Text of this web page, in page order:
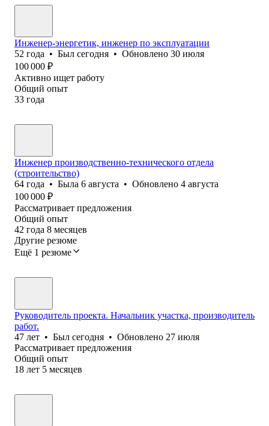
Инженер-энергетик, инженер по эксплуатации
52 года • Был сегодня • Обновлено 30 июля
100 000 ₽
Активно ищет работу
Общий опыт
33 года
Инженер производственно-технического отдела
(строительство)
64 года • Была 6 августа • Обновлено 4 августа
100 000 ₽
Рассматривает предложения
Общий опыт
42 года 8 месяцев
Другие резюме
Ещё 1 резюме
Руководитель проекта. Начальник участка, производитель
работ.
47 лет • Был сегодня • Обновлено 27 июля
Рассматривает предложения
Общий опыт
18 лет 5 месяцев